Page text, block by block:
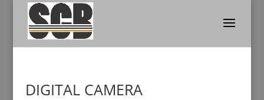
DIGITAL CAMERA